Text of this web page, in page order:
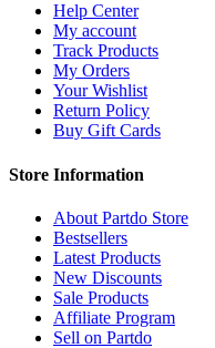
Help Center
My account
Track Products
My Orders
Your Wishlist
Return Policy
Buy Gift Cards
Store Information
About Partdo Store
Bestsellers
Latest Products
New Discounts
Sale Products
Affiliate Program
Sell on Partdo